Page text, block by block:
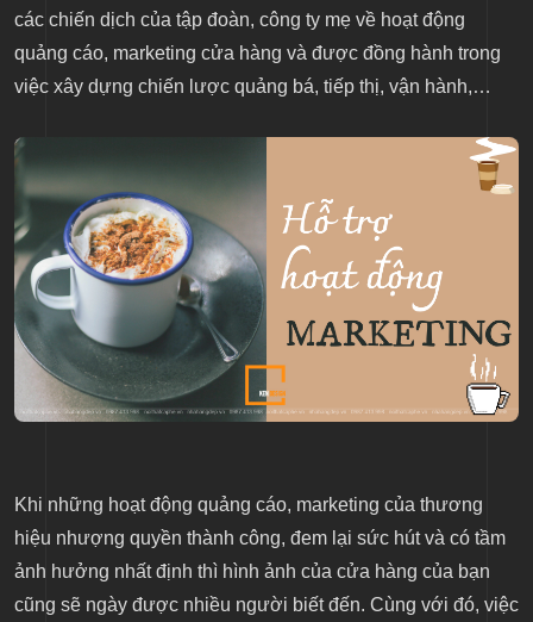
các chiến dịch của tập đoàn, công ty mẹ về hoạt động
quảng cáo, marketing cửa hàng và được đồng hành trong
việc xây dựng chiến lược quảng bá, tiếp thị, vận hành,…
Khi những hoạt động quảng cáo, marketing của thương
hiệu nhượng quyền thành công, đem lại sức hút và có tầm
ảnh hưởng nhất định thì hình ảnh của cửa hàng của bạn
cũng sẽ ngày được nhiều người biết đến. Cùng với đó, việc